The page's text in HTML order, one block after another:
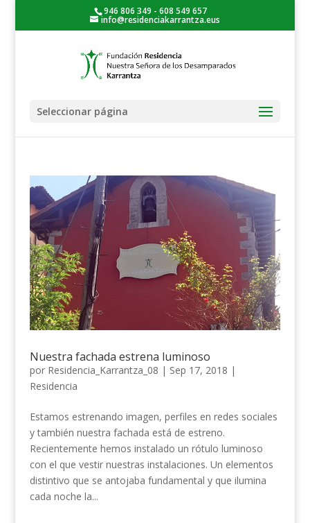
946 806 349 - 608 549 657
info@residenciakarrantza.eus
Seleccionar página
Nuestra fachada estrena luminoso
por Residencia_Karrantza_08 | Sep 17, 2018 |
Residencia
Estamos estrenando imagen, perfiles en redes sociales
y también nuestra fachada está de estreno.
Recientemente hemos instalado un rótulo luminoso
con el que vestir nuestras instalaciones. Un elementos
distintivo que se antojaba fundamental y que ilumina
cada noche la...